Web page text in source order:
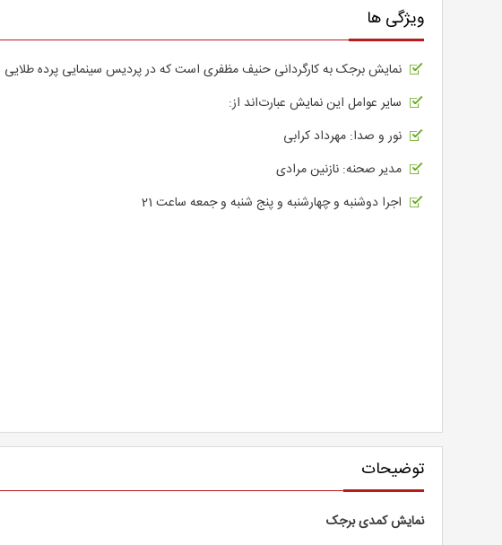
ویژگی ها
نمایش برجک به کارگردانی حنیف مظفری است که در پردیس سینمایی پرده
سایر عوامل این نمایش عبارت‌اند از:
نور و صدا: مهرداد کرابی
مدیر صحنه: نازنین مرادی
اجرا دوشنبه و چهارشنبه و پنج شنبه و جمعه ساعت 21
توضیحات
نمایش کمدی برجک